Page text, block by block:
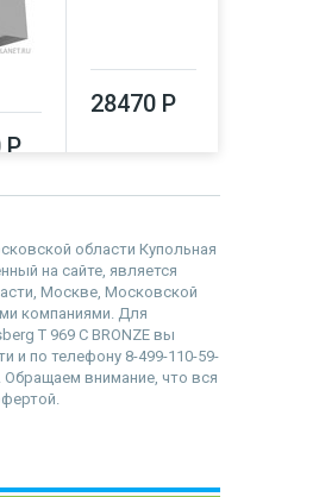
Р
28470 Р
области Купольная
на сайте, является
Москве, Московской
компаниями. Для
T 969 C BRONZE вы
и по телефону 8-499-110-59-
внимание, что вся